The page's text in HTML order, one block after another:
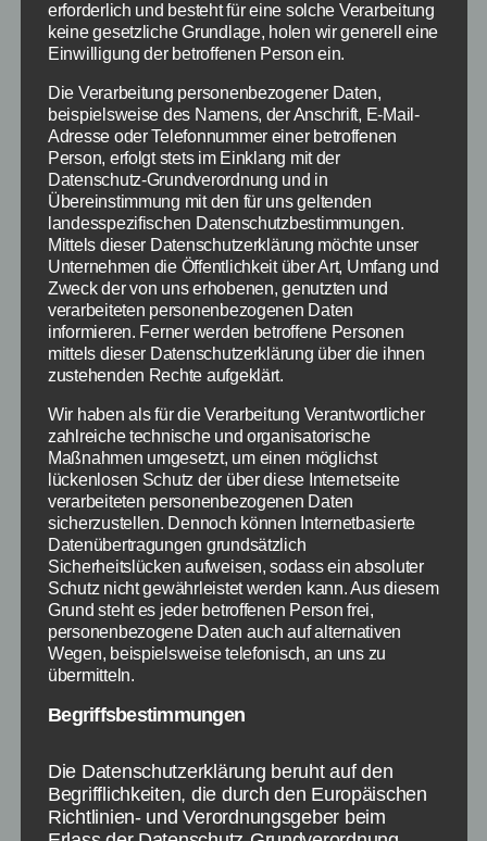
Kategorien
SCHNÄPPCHEN
Strauss Innovation: 20
Prozent Rabatt auf alles
Beitragsautor
Vonredaktion Veröffentlichungsdatum
29. Dezember 2013
Die Warenhauskette Strauss Innovation wartet
seit über 100 Jahren mit einem ansprechenden
und bezahlbaren Sortiment auf. Zunächst als
Kurz- und Wollwarengeschäft aufgebaut gehört
es mittlerweile zur bekannten Riga der
Textilhersteller in Deutschland. Die Strauss
Textilien haben noch nicht den Weg in das Must
Have der deutschen Modewelt geschafft. Alles
was hingegen Dekoration und Wohnaccessoires
angeht […]
Schlagwörter
Kleidung,Design,Empfehlung,Shopping,Styling
Geschenkidee
Kategorien
SCHNÄPPCHEN
erforderlich und besteht für eine solche Verarbeitung
keine gesetzliche Grundlage, holen wir generell eine
Einwilligung der betroffenen Person ein.
Die Verarbeitung personenbezogener Daten,
beispielsweise des Namens, der Anschrift, E-Mail-
Adresse oder Telefonnummer einer betroffenen
Person, erfolgt stets im Einklang mit der
Datenschutz-Grundverordnung und in
Übereinstimmung mit den für uns geltenden
landesspezifischen Datenschutzbestimmungen.
Mittels dieser Datenschutzerklärung möchte unser
Unternehmen die Öffentlichkeit über Art, Umfang und
Zweck der von uns erhobenen, genutzten und
verarbeiteten personenbezogenen Daten
informieren. Ferner werden betroffene Personen
mittels dieser Datenschutzerklärung über die ihnen
zustehenden Rechte aufgeklärt.
Wir haben als für die Verarbeitung Verantwortlicher
zahlreiche technische und organisatorische
Maßnahmen umgesetzt, um einen möglichst
lückenlosen Schutz der über diese Internetseite
verarbeiteten personenbezogenen Daten
sicherzustellen. Dennoch können Internetbasierte
Datenübertragungen grundsätzlich
Sicherheitslücken aufweisen, sodass ein absoluter
Schutz nicht gewährleistet werden kann. Aus diesem
Grund steht es jeder betroffenen Person frei,
personenbezogene Daten auch auf alternativen
Wegen, beispielsweise telefonisch, an uns zu
übermitteln.
Begriffsbestimmungen
Die Datenschutzerklärung beruht auf den
Begrifflichkeiten, die durch den Europäischen
Richtlinien- und Verordnungsgeber beim